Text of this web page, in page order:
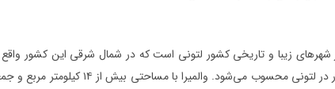
شهرهای زیبا و تاریخی کشور لتونی است که در شمال شرقی این کشور